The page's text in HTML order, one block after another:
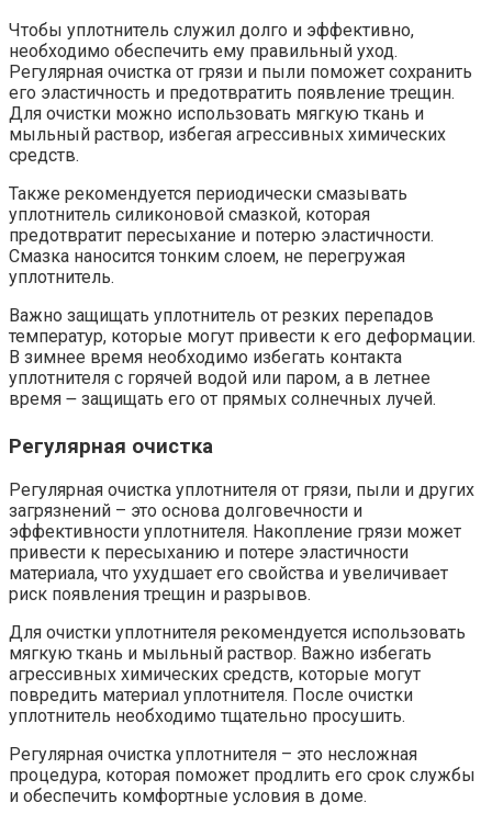
Чтобы уплотнитель служил долго и эффективно,
необходимо обеспечить ему правильный уход.
Регулярная очистка от грязи и пыли поможет сохранить
его эластичность и предотвратить появление трещин.
Для очистки можно использовать мягкую ткань и
мыльный раствор, избегая агрессивных химических
средств.
Также рекомендуется периодически смазывать
уплотнитель силиконовой смазкой, которая
предотвратит пересыхание и потерю эластичности.
Смазка наносится тонким слоем, не перегружая
уплотнитель.
Важно защищать уплотнитель от резких перепадов
температур, которые могут привести к его деформации.
В зимнее время необходимо избегать контакта
уплотнителя с горячей водой или паром, а в летнее
время ౼ защищать его от прямых солнечных лучей.
Регулярная очистка
Регулярная очистка уплотнителя от грязи, пыли и других
загрязнений – это основа долговечности и
эффективности уплотнителя. Накопление грязи может
привести к пересыханию и потере эластичности
материала, что ухудшает его свойства и увеличивает
риск появления трещин и разрывов.
Для очистки уплотнителя рекомендуется использовать
мягкую ткань и мыльный раствор. Важно избегать
агрессивных химических средств, которые могут
повредить материал уплотнителя. После очистки
уплотнитель необходимо тщательно просушить.
Регулярная очистка уплотнителя – это несложная
процедура, которая поможет продлить его срок службы
и обеспечить комфортные условия в доме.